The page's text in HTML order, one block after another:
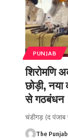
PUNJAB
शिरोमणि
छोड़ी, नया
से गठबंधन
चंडीगड़ (द पंजाब
The